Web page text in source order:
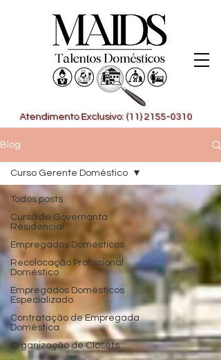
Atendimento Exclusivo: (11) 2155-0310
Blog
Todos posts
Curso de Governanta
Residencial
Empregados Domésticos
Recolocação Profissional
Doméstico
Empregados Domésticos
Especializado
Contratação de Empregada
Doméstica
Organização de Closets
Curso Gerente Doméstico